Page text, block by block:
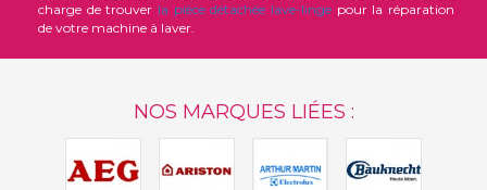
charge de trouver la pièce détachée lave-linge pour la réparation
de votre machine à laver.
NOS MARQUES LIÉES :